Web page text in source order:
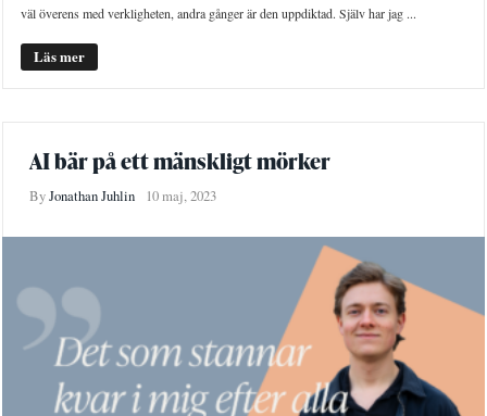
väl överens med verkligheten, andra gånger är den uppdiktad. Själv har jag ...
Läs mer
AI bär på ett mänskligt mörker
ByJonathan Juhlin 10 maj, 2023